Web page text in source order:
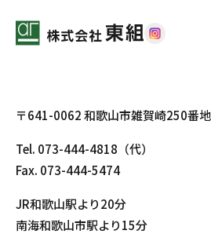
〒641-0062 和歌山市雑賀崎250番地
Tel. 073-444-4818 （代）
Fax. 073-444-5474
JR和歌山駅より20分
南海和歌山市駅より15分